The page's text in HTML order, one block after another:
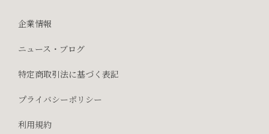
企業情報
ニュース・ブログ
特定商取引法に基づく表記
プライバシーポリシー
利用規約